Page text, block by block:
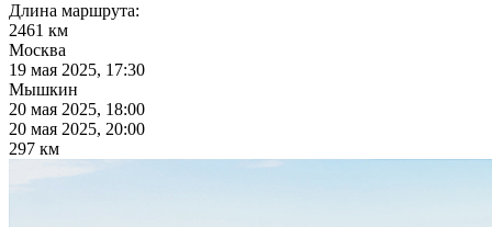
Длина маршрута:
2461 км
Москва
19 мая 2025, 17:30
Мышкин
20 мая 2025, 18:00
20 мая 2025, 20:00
297 км